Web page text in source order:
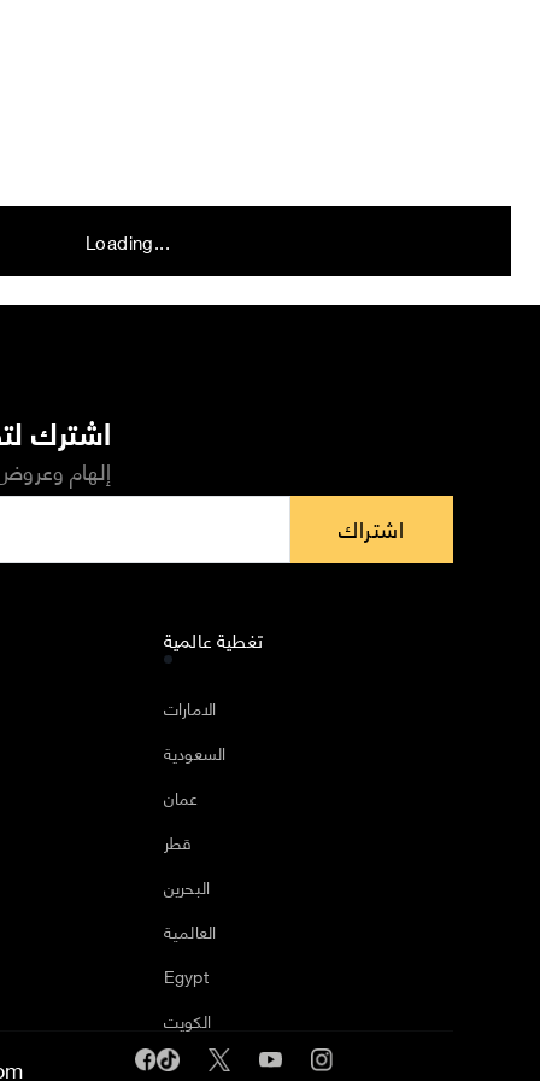
Loading...
اشترك
إلهام
اشتراك
تغطية عالمية
الامارات
السعودية
عمان
قطر
البحرين
العالمية
Egypt
الكويت